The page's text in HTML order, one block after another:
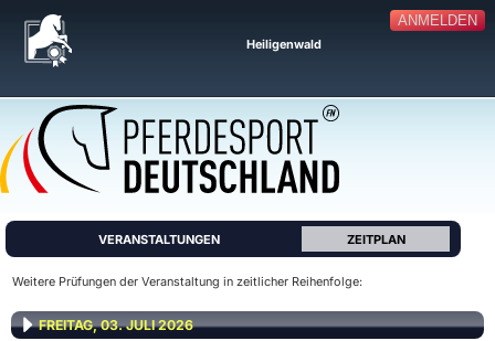
ANMELDEN
Heiligenwald
VERANSTALTUNGEN ZEITPLAN
Weitere Prüfungen der Veranstaltung in zeitlicher Reihenfolge:
FREITAG, 03. JULI 2026